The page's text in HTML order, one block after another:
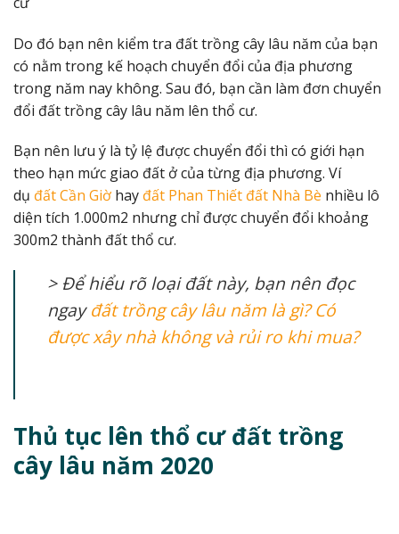
Do đó bạn nên kiểm tra đất trồng cây lâu năm của bạn
có nằm trong kế hoạch chuyển đổi của địa phương
trong năm nay không. Sau đó, bạn cần làm đơn chuyển
đổi đất trồng cây lâu năm lên thổ cư.
Bạn nên lưu ý là tỷ lệ được chuyển đổi thì có giới hạn
theo hạn mức giao đất ở của từng địa phương. Ví
dụ đất Cần Giờ hay đất Phan Thiết đất Nhà Bè nhiều lô
diện tích 1.000m2 nhưng chỉ được chuyển đổi khoảng
300m2 thành đất thổ cư.
> Để hiểu rõ loại đất này, bạn nên đọc
ngayđất trồng cây lâu năm là gì? Có
được xây nhà không và rủi ro khi mua?
Thủ tục lên thổ cư đất trồng
cây lâu năm 2020